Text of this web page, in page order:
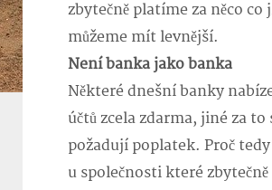
zbytečně platíme za něco co
můžeme mít levnější.
Není banka jako banka
Některé dnešní banky
účtů zcela zdarma, jiné za to
požadují poplatek. Proč
u společnosti které